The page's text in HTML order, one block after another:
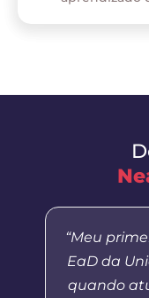
“Meu
EaD da
quando